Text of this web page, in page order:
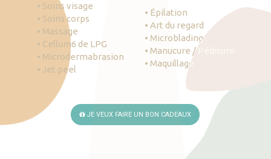
• Soins visage
• Soins corps
• Massage
• Cellum6 de LPG
• Microdermabrasion
• Jet peel
• Épilation
• Art du regard
• Microblading
• Manucure / Pédicure
• Maquillage
JE VEUX FAIRE UN BON CADEAUX